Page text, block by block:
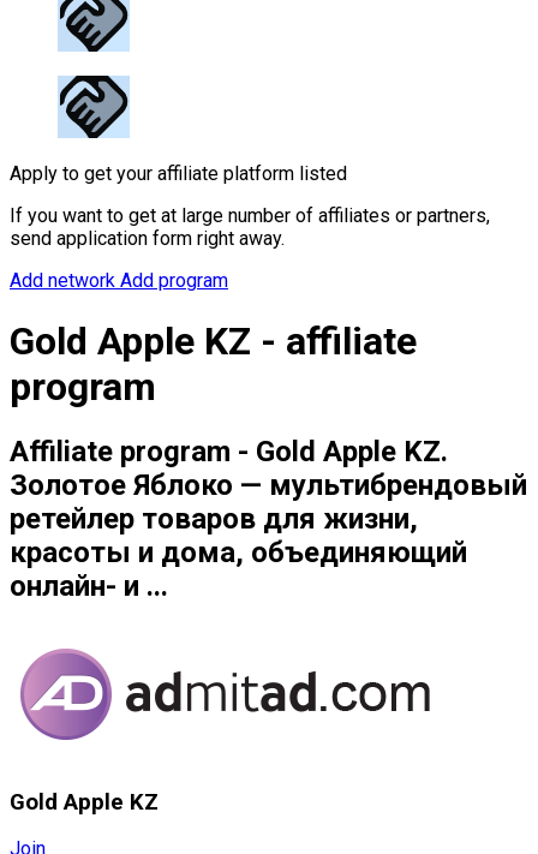
Apply to get your affiliate platform listed
If you want to get at large number of affiliates or partners,
send application form right away.
Add network Add program
Gold Apple KZ - affiliate
program
Affiliate program - Gold Apple KZ.
Золотое Яблоко — мультибрендовый
ретейлер товаров для жизни,
красоты и дома, объединяющий
онлайн- и ...
Gold Apple KZ
Join